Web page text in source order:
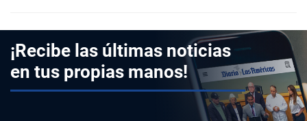
¡Recibe las últimas noticias
en tus propias manos!